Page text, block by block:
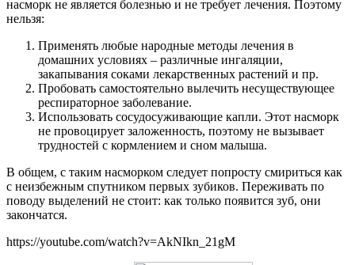
насморк не является болезнью и не требует лечения. Поэтому
нельзя:
Применять любые народные методы лечения в
домашних условиях – различные ингаляции,
закапывания соками лекарственных растений и пр.
Пробовать самостоятельно вылечить несуществующее
респираторное заболевание.
Использовать сосудосуживающие капли. Этот насморк
не провоцирует заложенность, поэтому не вызывает
трудностей с кормлением и сном малыша.
В общем, с таким насморком следует попросту смириться как
с неизбежным спутником первых зубиков. Переживать по
поводу выделений не стоит: как только появится зуб, они
закончатся.
https://youtube.com/watch?v=AkNIkn_21gM